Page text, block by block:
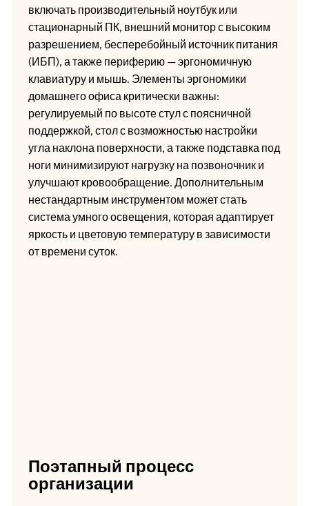
включать производительный ноутбук или
стационарный ПК, внешний монитор с высоким
разрешением, бесперебойный источник питания
(ИБП), а также периферию — эргономичную
клавиатуру и мышь. Элементы эргономики
домашнего офиса критически важны:
регулируемый по высоте стул с поясничной
поддержкой, стол с возможностью настройки
угла наклона поверхности, а также подставка под
ноги минимизируют нагрузку на позвоночник и
улучшают кровообращение. Дополнительным
нестандартным инструментом может стать
система умного освещения, которая адаптирует
яркость и цветовую температуру в зависимости
от времени суток.
Поэтапный процесс
организации